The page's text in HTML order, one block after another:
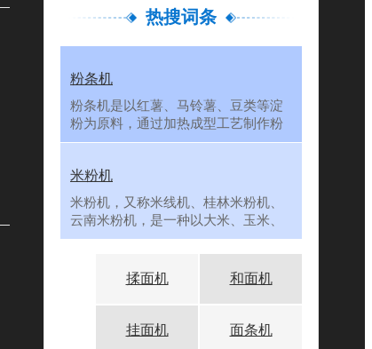
热搜词条
粉条机
粉条机是以红薯、马铃薯、豆类等淀
粉为原料，通过加热成型工艺制作粉
条、粉
米粉机
米粉机，又称米线机、桂林米粉机、
云南米粉机，是一种以大米、玉米、
红薯等
揉面机 和面机
挂面机 面条机